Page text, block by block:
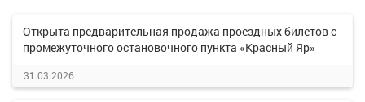
Открыта предварительная продажа проездных билетов с
промежуточного остановочного пункта «Красный Яр»
31.03.2026